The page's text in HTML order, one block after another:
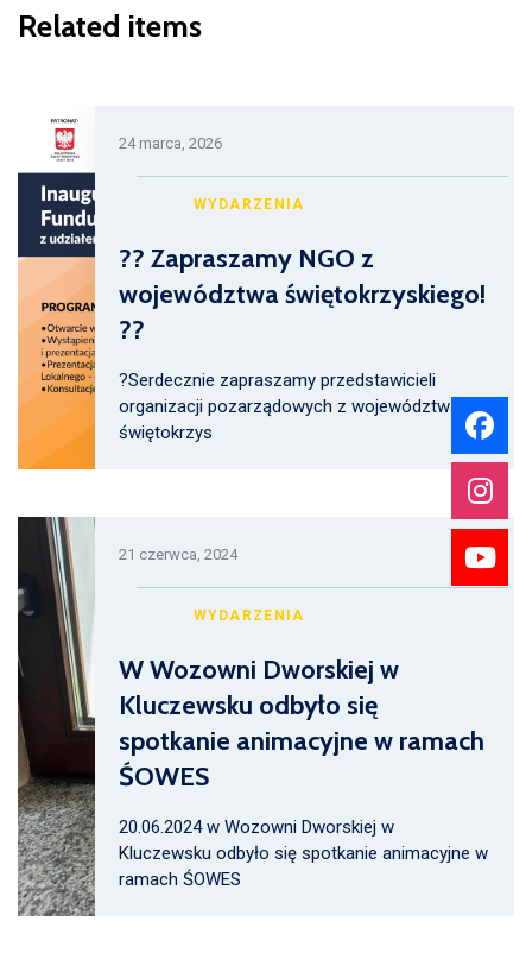
Related items
24 marca, 2026
WYDARZENIA
?? Zapraszamy NGO z
województwa świętokrzyskiego!
??
?Serdecznie zapraszamy przedstawicieli
organizacji pozarządowych z województwa
świętokrzys
21 czerwca, 2024
WYDARZENIA
W Wozowni Dworskiej w
Kluczewsku odbyło się
spotkanie animacyjne w ramach
ŚOWES
20.06.2024 w Wozowni Dworskiej w
Kluczewsku odbyło się spotkanie animacyjne w
ramach ŚOWES